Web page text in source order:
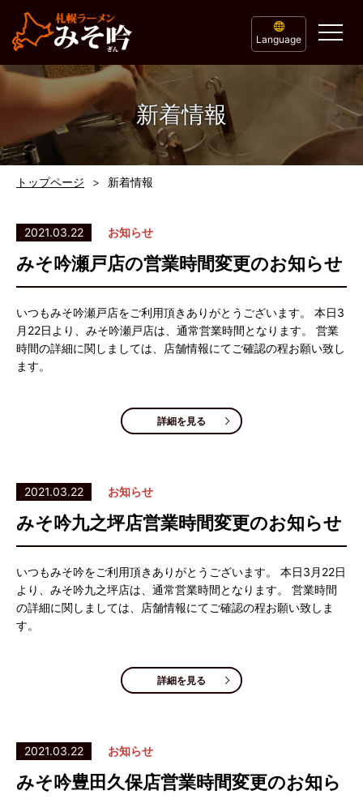
Language
新着情報
トップページ 新着情報
2021.03.22 お知らせ
みそ吟瀬戸店の営業時間変更のお知らせ
いつもみそ吟瀬戸店をご利用頂きありがとうございます。 本日3
月22日より、みそ吟瀬戸店は、通常営業時間となります。 営業
時間の詳細に関しましては、店舗情報にてご確認の程お願い致し
ます。
詳細を見る
2021.03.22 お知らせ
みそ吟九之坪店営業時間変更のお知らせ
いつもみそ吟をご利用頂きありがとうございます。 本日3月22日
より、みそ吟九之坪店は、通常営業時間となります。 営業時間
の詳細に関しましては、店舗情報にてご確認の程お願い致しま
す。
詳細を見る
2021.03.22 お知らせ
みそ吟豊田久保店営業時間変更のお知ら